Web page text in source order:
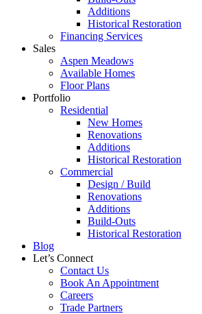
Additions
Historical Restoration
Financing Services
Sales
Aspen Meadows
Available Homes
Floor Plans
Portfolio
Residential
New Homes
Renovations
Additions
Historical Restoration
Commercial
Design / Build
Renovations
Additions
Build-Outs
Historical Restoration
Blog
Let’s Connect
Contact Us
Book An Appointment
Careers
Trade Partners